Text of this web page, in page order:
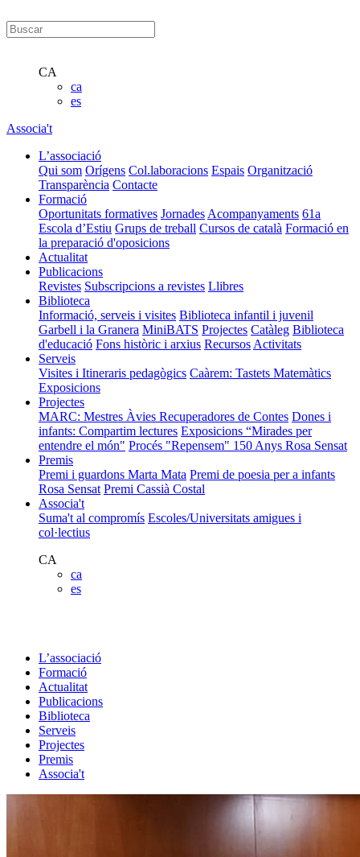
CA
ca
es
Associa't
L’associació
Qui som Orígens Col.laboracions Espais Organització
Transparència Contacte
Formació
Oportunitats formatives Jornades Acompanyaments 61a
Escola d’Estiu Grups de treball Cursos de català Formació en
la preparació d'oposicions
Actualitat
Publicacions
Revistes Subscripcions a revistes Llibres
Biblioteca
Informació, serveis i visites Biblioteca infantil i juvenil
Garbell i la Granera MiniBATS Projectes Catàleg Biblioteca
d'educació Fons històric i arxius Recursos Activitats
Serveis
Visites i Itineraris pedagògics Caàrem: Tastets Matemàtics
Exposicions
Projectes
MARC: Mestres Àvies Recuperadores de Contes Dones i
infants: Compartim lectures Exposicions “Mirades per
entendre el món" Procés "Repensem" 150 Anys Rosa Sensat
Premis
Premi i guardons Marta Mata Premi de poesia per a infants
Rosa Sensat Premi Cassià Costal
Associa't
Suma't al compromís Escoles/Universitats amigues i
col·lectius
CA
ca
es
L’associació
Formació
Actualitat
Publicacions
Biblioteca
Serveis
Projectes
Premis
Associa't